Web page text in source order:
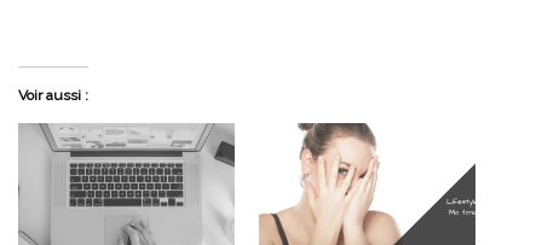
Voir aussi :